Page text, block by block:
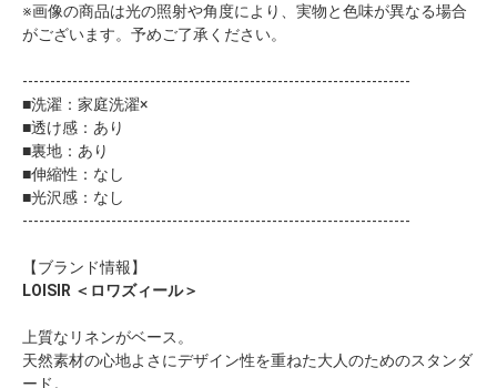
※画像の商品は光の照射や角度により、実物と色味が異なる場合
がございます。予めご了承ください。
----------------------------------------------------------------------
■洗濯：家庭洗濯×
■透け感：あり
■裏地：あり
■伸縮性：なし
■光沢感：なし
----------------------------------------------------------------------
【ブランド情報】
LOISIR ＜ロワズィール＞
上質なリネンがベース。
天然素材の心地よさにデザイン性を重ねた大人のためのスタンダ
ード。